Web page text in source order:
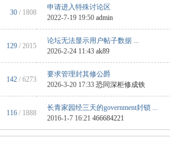
30 / 1808
申请进入特殊讨论区
2022-7-19 19:50 admin
129 / 2015
论坛无法显示用户帖子数据 ...
2026-2-24 11:43 ak89
142 / 6273
要求管理封其修公爵
2026-3-20 17:33 恐同深柜修成铁
116 / 1888
长青家园经三天的government封锁 ...
2016-1-7 16:21 466684221